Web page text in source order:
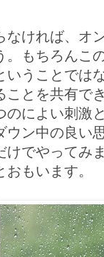
なければ、オ
。もちろんこ
いうことでは
ことを共有で
のによい刺激
ウン中の良い
けでやってみ
もいます。